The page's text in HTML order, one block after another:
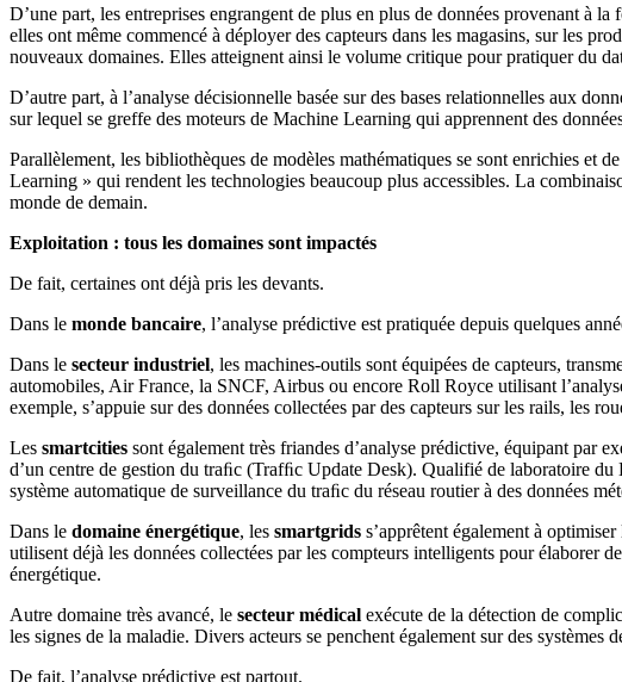
D’une part, les entreprises engrangent de plus en plus de données provenant à
elles ont même commencé à déployer des capteurs dans les magasins, sur les
nouveaux domaines. Elles atteignent ainsi le volume critique pour pratiquer du
D’autre part, à l’analyse décisionnelle basée sur des bases relationnelles aux
sur lequel se greffe des moteurs de Machine Learning qui apprennent des
Parallèlement, les bibliothèques de modèles mathématiques se sont enrichies et
Learning » qui rendent les technologies beaucoup plus accessibles. La
monde de demain.
Exploitation : tous les domaines sont impactés
De fait, certaines ont déjà pris les devants.
Dans le monde bancaire, l’analyse prédictive est pratiquée depuis quelques
Dans le secteur industriel, les machines-outils sont équipées de capteurs,
automobiles, Air France, la SNCF, Airbus ou encore Roll Royce utilisant
exemple, s’appuie sur des données collectées par des capteurs sur les rails, les
Les smartcities sont également très friandes d’analyse prédictive, équipant par
d’un centre de gestion du traﬁc (Trafﬁc Update Desk). Qualifié de laboratoire
système automatique de surveillance du traﬁc du réseau routier à des données
Dans le domaine énergétique, les smartgrids s’apprêtent également à
utilisent déjà les données collectées par les compteurs intelligents pour élaborer
énergétique.
Autre domaine très avancé, le secteur médical exécute de la détection de
les signes de la maladie. Divers acteurs se penchent également sur des systèmes
De fait, l’analyse prédictive est partout.